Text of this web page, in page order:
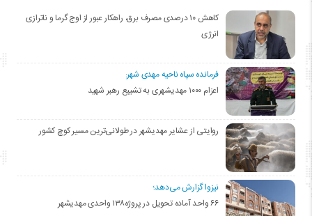
کاهش ۱۰ درصدی مصرف برق، راهکار عبور از اوج گرما و ناترازی
انرژی
فرمانده سپاه ناحیه مهدی شهر:
اعزام ۱۰۰۰ مهدیشهری به تشییع رهبر شهید
روایتی از عشایر مهدیشهر در طولانی‌ترین مسیر کوچ کشور
نیزوا گزارش می‌دهد؛
۶۶ واحد آماده تحویل در پروژه۱۳۸ واحدی مهدیشهر